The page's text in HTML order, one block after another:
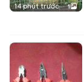
14 phút trước 1